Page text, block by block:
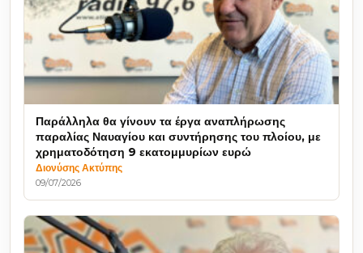
Παράλληλα θα γίνουν τα έργα αναπλήρωσης
παραλίας Ναυαγίου και συντήρησης του πλοίου, με
χρηματοδότηση 9 εκατομμυρίων ευρώ
Διονύσης Ακτύπης
09/07/2026